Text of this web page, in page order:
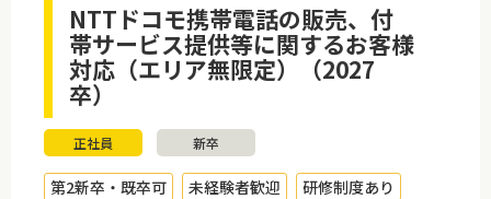
NTTドコモ携帯電話の販売、付
帯サービス提供等に関するお客様
対応（エリア無限定）（2027
卒）
正社員 新卒
第2新卒・既卒可 未経験者歓迎
研修制度あり